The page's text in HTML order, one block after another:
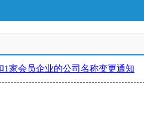
1家会员企业的公司名称变更通知